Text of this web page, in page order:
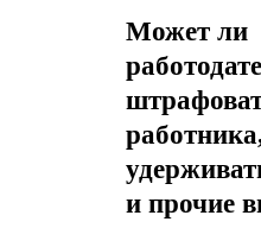
Может ли
и прочие